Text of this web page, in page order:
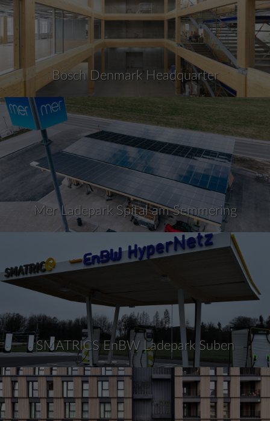
Bosch Denmark Headquarter
Mer Ladepark Spital am Semmering
SMATRICS EnBW Ladepark Suben